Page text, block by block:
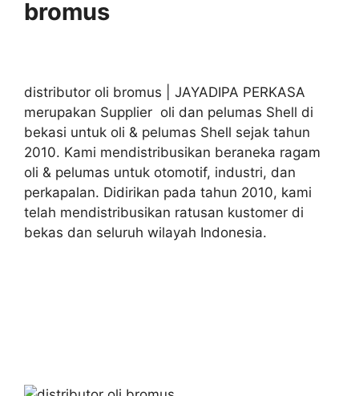
bromus
distributor oli bromus | JAYADIPA PERKASA
merupakan Supplier oli dan pelumas Shell di
bekasi untuk oli & pelumas Shell sejak tahun
2010. Kami mendistribusikan beraneka ragam
oli & pelumas untuk otomotif, industri, dan
perkapalan. Didirikan pada tahun 2010, kami
telah mendistribusikan ratusan kustomer di
bekas dan seluruh wilayah Indonesia.